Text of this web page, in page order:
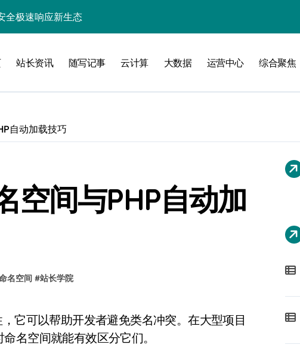
企业科技效能
准策援政策
技高效数据流新纪元
数级跃升
优化革新
飞跃
站长资讯 随写记事 云计算 大数据 运营中心 综合聚焦
自动加载技巧
空间与PHP自动加
名空间 #站长学院
名空间就能有效区分它们。